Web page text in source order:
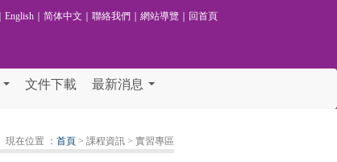
｜English ｜简体中文 ｜聯絡我們 ｜網站導覽 回首頁
文件下載 最新消息
現在位置 ： 首頁 > 課程資訊 > 實習專區